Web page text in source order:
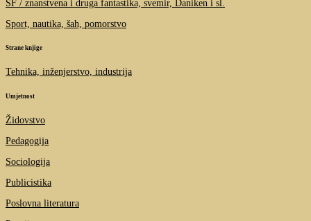
SF / znanstvena i druga fantastika, svemir, Daniken i sl.
Sport, nautika, šah, pomorstvo
Strane knjige
Tehnika, inženjerstvo, industrija
Umjetnost
Židovstvo
Pedagogija
Sociologija
Publicistika
Poslovna literatura